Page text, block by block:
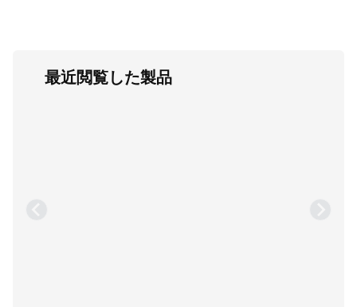
最近閲覧した製品